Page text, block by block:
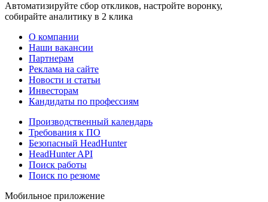
Автоматизируйте сбор откликов, настройте воронку,
собирайте аналитику в 2 клика
О компании
Наши вакансии
Партнерам
Реклама на сайте
Новости и статьи
Инвесторам
Кандидаты по профессиям
Производственный календарь
Требования к ПО
Безопасный HeadHunter
HeadHunter API
Поиск работы
Поиск по резюме
Мобильное приложение